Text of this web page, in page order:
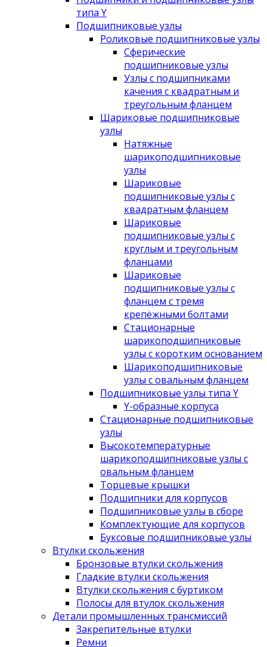
типа Y
Подшипниковые узлы
Роликовые подшипниковые узлы
Сферические
подшипниковые узлы
Узлы с подшипниками
качения с квадратным и
треугольным фланцем
Шариковые подшипниковые
узлы
Натяжные
шарикоподшипниковые
узлы
Шариковые
подшипниковые узлы с
квадратным фланцем
Шариковые
подшипниковые узлы с
круглым и треугольным
фланцами
Шариковые
подшипниковые узлы с
фланцем с тремя
крепёжными болтами
Стационарные
шарикоподшипниковые
узлы с коротким основанием
Шарикоподшипниковые
узлы с овальным фланцем
Подшипниковые узлы типа Y
Y-образные корпуса
Стационарные подшипниковые
узлы
Высокотемпературные
шарикоподшипниковые узлы с
овальным фланцем
Торцевые крышки
Подшипники для корпусов
Подшипниковые узлы в сборе
Комплектующие для корпусов
Буксовые подшипниковые узлы
Втулки скольжения
Бронзовые втулки скольжения
Гладкие втулки скольжения
Втулки скольжения с буртиком
Полосы для втулок скольжения
Детали промышленных трансмиссий
Закрепительные втулки
Ремни